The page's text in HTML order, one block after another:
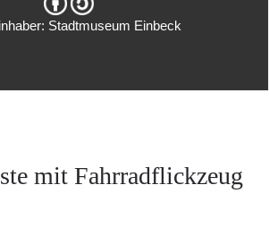
Stadtmuseum Einbeck
mit Fahrradflickzeug